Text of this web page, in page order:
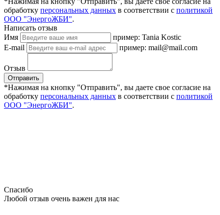
обработку персональных данных в соответствии с политикой
ООО "ЭнергоЖБИ".
Написать отзыв
Имя
пример: Tania Kostic
E-mail
пример: mail@mail.com
Отзыв
Отправить
*Нажимая на кнопку "Отправить", вы даете свое согласие на
обработку персональных данных в соответствии с политикой
ООО "ЭнергоЖБИ".
Спасибо
Любой отзыв очень важен для нас